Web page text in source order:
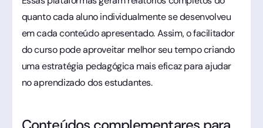
quanto cada aluno individualmente se desenvolveu
em cada conteúdo apresentado. Assim, o facilitador
do curso pode aproveitar melhor seu tempo criando
uma estratégia pedagógica mais eficaz para ajudar
no aprendizado dos estudantes.